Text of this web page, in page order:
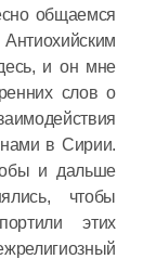
общаемся
и он мне
слов о
в Сирии.
и дальше
чтобы
этих